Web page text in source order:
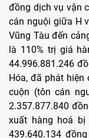
đồng dịch vụ vận
cán nguội giữa H
Vũng Tàu đến
là 110% trị giá
44.996.881.246
Hóa, đã phát
cuộn (tôn cán
2.357.877.840
xuất hàng hoá
439.640.134